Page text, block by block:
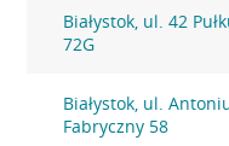
Białystok, ul. 42
72G
Białystok, ul.
Fabryczny 58